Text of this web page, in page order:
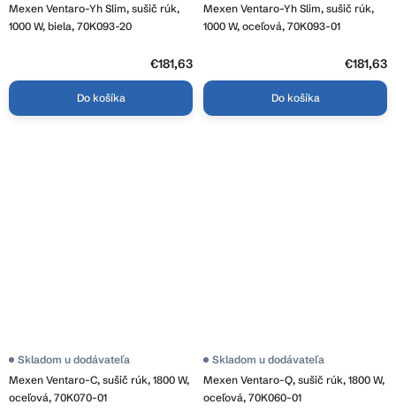
Mexen Ventaro-Yh Slim, sušič rúk,
1000 W, biela, 70K093-20
€181,63
Do košíka
Mexen Ventaro-Yh Slim, sušič rúk,
1000 W, oceľová, 70K093-01
€181,63
Do košíka
Mexen Ventaro-C, sušič rúk, 1800 W,
oceľová, 70K070-01
Skladom u dodávateľa
Mexen Ventaro-Q, sušič rúk, 1800 W,
oceľová, 70K060-01
Skladom u dodávateľa